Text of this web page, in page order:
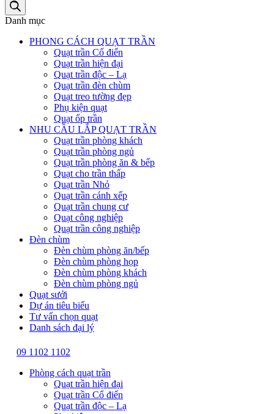
Danh mục
PHONG CÁCH QUẠT TRẦN
Quạt trần Cổ điển
Quạt trần hiện đại
Quạt trần độc – Lạ
Quạt trần đèn chùm
Quạt treo tường đẹp
Phụ kiện quạt
Quạt ốp trần
NHU CẦU LẮP QUẠT TRẦN
Quạt trần phòng khách
Quạt trần phòng ngủ
Quạt trần phòng ăn & bếp
Quạt cho trần thấp
Quạt trần Nhỏ
Quạt trần cánh xếp
Quạt trần chung cư
Quạt công nghiệp
Quạt trần công nghiệp
Đèn chùm
Đèn chùm phòng ăn/bếp
Đèn chùm phòng họp
Đèn chùm phòng khách
Đèn chùm phòng ngủ
Quạt sưởi
Dự án tiêu biểu
Tư vấn chọn quạt
Danh sách đại lý
09 1102 1102
Phòng cách quạt trần
Quạt trần hiện đại
Quạt trần Cổ điển
Quạt trần độc – Lạ